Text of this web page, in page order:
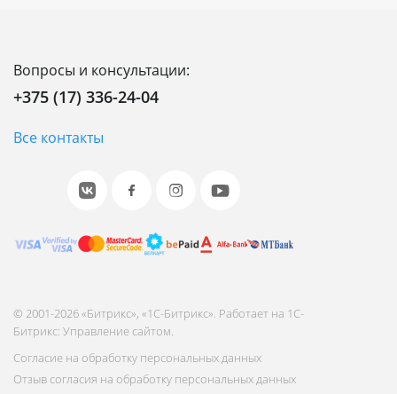
Вопросы и консультации:
+375 (17) 336-24-04
Все контакты
© 2001-2026 «Битрикс», «1С-Битрикс». Работает на 1С-
Битрикс: Управление сайтом.
Согласие на обработку персональных данных
Отзыв согласия на обработку персональных данных